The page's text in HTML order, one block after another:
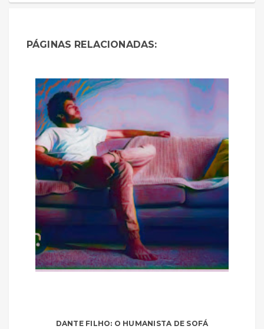
PÁGINAS RELACIONADAS:
DANTE FILHO: O HUMANISTA DE SOFÁ